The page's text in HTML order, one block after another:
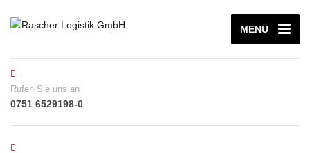
MENÜ
Rufen Sie uns an
0751 6529198-0